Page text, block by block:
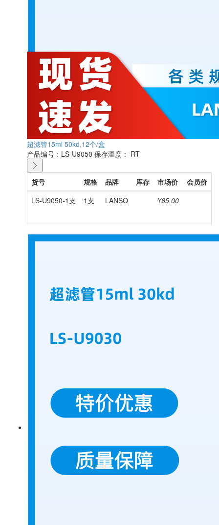
超滤管15ml 50kd,12个/盒
产品编号：LS-U9050 保存温度： RT
货号 规格 品牌 库存 市场价 会员价
LS-U9050-1支
1支 LANSO ¥65.00